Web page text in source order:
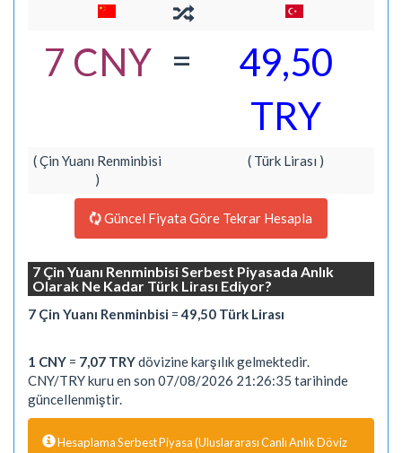
7 CNY =
49,50
TRY
( Çin Yuanı Renminbisi
)
( Türk Lirası )
Güncel Fiyata Göre Tekrar Hesapla
7 Çin Yuanı Renminbisi Serbest Piyasada Anlık
Olarak Ne Kadar Türk Lirası Ediyor?
7 Çin Yuanı Renminbisi =49,50 Türk Lirası
1 CNY = 7,07 TRYdövizine karşılık gelmektedir.
CNY/TRY kuru en son 07/08/2026 21:26:35 tarihinde
güncellenmiştir.
Hesaplama Serbest Piyasa (Uluslararası Canlı Anlık Döviz